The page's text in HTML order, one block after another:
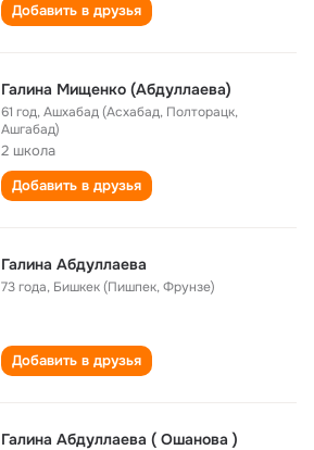
Добавить в друзья
Галина Мищенко (Абдуллаева)
61 год,Ашхабад (Асхабад, Полторацк,
Ашгабад)
2 школа
Добавить в друзья
Галина Абдуллаева
73 года, Бишкек (Пишпек, Фрунзе)
Добавить в друзья
Галина Абдуллаева ( Ошанова )